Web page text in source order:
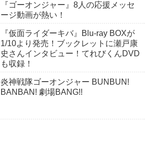
『ゴーオンジャー』8人の応援メッセ
ージ動画が熱い！
『仮面ライダーキバ』Blu-ray BOXが
1/10より発売！ブックレットに瀬戸康
史さんインタビュー！てれびくんDVD
も収録！
炎神戦隊ゴーオンジャー BUNBUN!
BANBAN! 劇場BANG!!